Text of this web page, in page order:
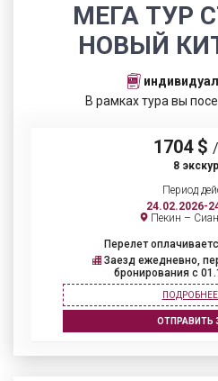
МЕГА ТУР
НОВЫЙ
В рамках тура вы
1704 $ /
8
Период
24.02.2026-
Пекин –
Перелет
Заезд ежедневно,
бронирования c
ПОДРОБНЕЕ
ОТПРАВИТЬ